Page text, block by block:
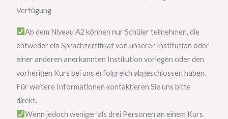
Verfügung
Ab dem Niveau A2 können nur Schüler teilnehmen, die
entweder ein Sprachzertifikat von unserer Institution oder
einer anderen anerkannten Institution vorlegen oder den
vorherigen Kurs bei uns erfolgreich abgeschlossen haben.
Für weitere Informationen kontaktieren Sie uns bitte
direkt.
Wenn jedoch weniger als drei Personen an einem Kurs